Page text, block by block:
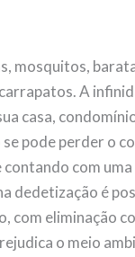
mosquitos,
A
casa,
se pode perder o
com
dedetização é
com eliminação
o meio